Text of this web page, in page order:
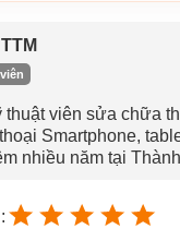
thuật viên sửa chữa
Smartphone,
nhiều năm tại